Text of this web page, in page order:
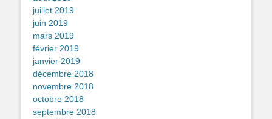
juillet 2019
juin 2019
mars 2019
février 2019
janvier 2019
décembre 2018
novembre 2018
octobre 2018
septembre 2018